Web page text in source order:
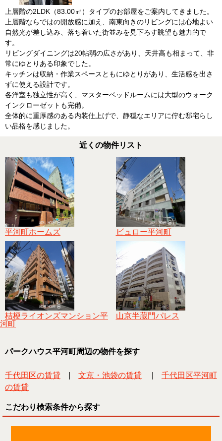
上層階の2LDK（83.00㎡）タイプのお部屋をご案内してきました。
上層階ならではの開放感に加え、南東向きのリビングには心地よい
自然光が差し込み、落ち着いた街並みを見下ろす眺望も魅力的で
す。
リビングダイニングは20帖弱の広さがあり、天井高も相まって、非
常にゆとりある印象でした。
キッチンは収納・作業スペースともにゆとりがあり、生活感を出さ
ずに使える設計です。
各洋室も独立性が高く、マスターベッドルームには大型のウォーク
インクローゼットも完備。
全体的に重厚感のある内装仕上げで、静穏なエリアに佇む邸宅らし
い品格を感じました。
近くの物件リスト
平河町ホームズ ビュロー平河町
桔梗ライオンズマンション平
河町
山京半蔵門パレス
パークハウス平河町周辺の物件を探す
千代田区の賃貸 文京・池袋の賃貸
千代田区平河町
の賃貸
こだわり検索条件から探す